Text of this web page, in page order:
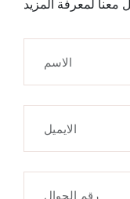
معنا لمعرفة المزيد